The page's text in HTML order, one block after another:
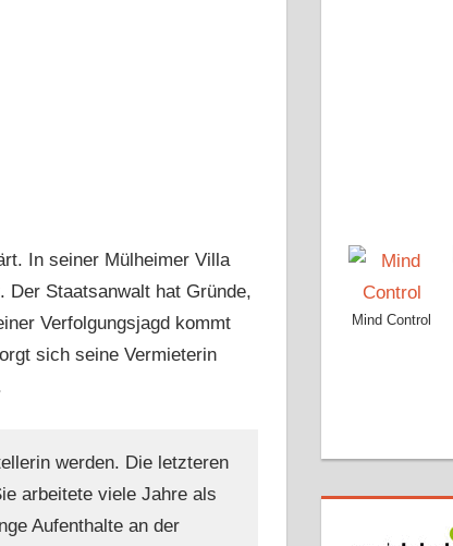
In seiner Mülheimer Villa
Der Staatsanwalt hat Gründe,
Verfolgungsjagd kommt
sich seine Vermieterin
werden. Die letzteren
arbeitete viele Jahre als
Aufenthalte an der
Mind Control